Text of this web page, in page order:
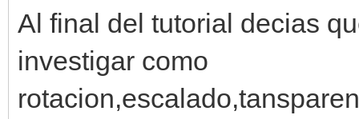
Al final del tutorial decias
investigar como